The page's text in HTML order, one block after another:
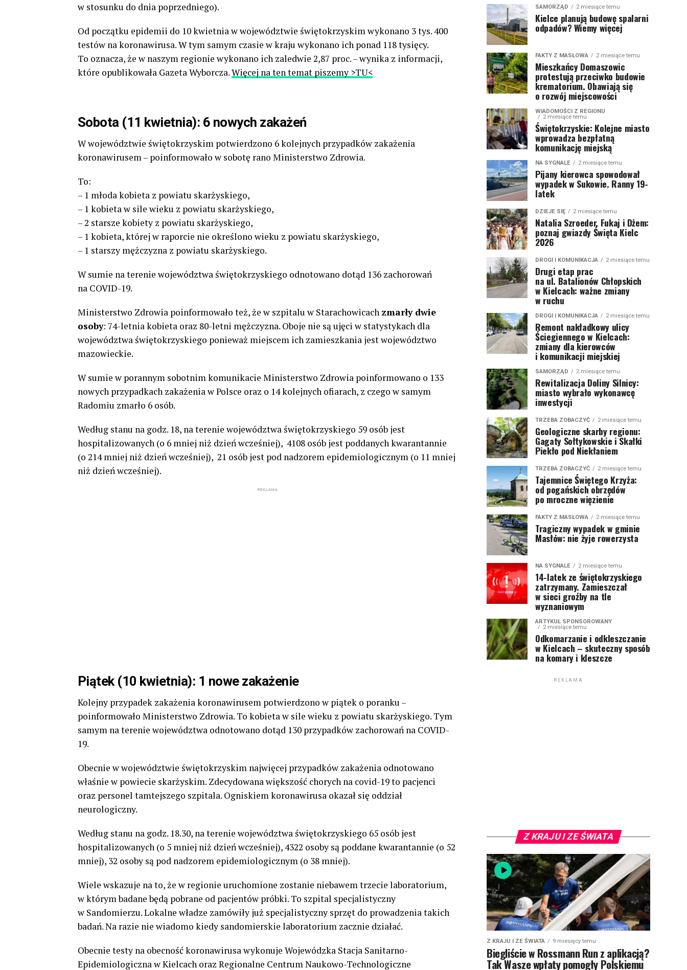
w stosunku do dnia poprzedniego).
Od początku epidemii do 10 kwietnia w województwie świętokrzyskim wykonano 3 tys. 400
testów na koronawirusa. W tym samym czasie w kraju wykonano ich ponad 118 tysięcy.
To oznacza, że w naszym regionie wykonano ich zaledwie 2,87 proc. – wynika z informacji,
które opublikowała Gazeta Wyborcza.Więcej na ten temat piszemy >TU<
Sobota (11 kwietnia): 6 nowych zakażeń
W województwie świętokrzyskim potwierdzono 6 kolejnych przypadków zakażenia
koronawirusem – poinformowało w sobotę rano Ministerstwo Zdrowia.
To:
– 1 młoda kobieta z powiatu skarżyskiego,
– 1 kobieta w sile wieku z powiatu skarżyskiego,
– 2 starsze kobiety z powiatu skarżyskiego,
– 1 kobieta, której w raporcie nie określono wieku z powiatu skarżyskiego,
– 1 starszy mężczyzna z powiatu skarżyskiego.
W sumie na terenie województwa świętokrzyskiego odnotowano dotąd 136 zachorowań
na COVID-19.
Ministerstwo Zdrowia poinformowało też, że w szpitalu w Starachowicach zmarły dwie
osoby: 74-letnia kobieta oraz 80-letni mężczyzna. Oboje nie są ujęci w statystykach dla
województwa świętokrzyskiego ponieważ miejscem ich zamieszkania jest województwo
mazowieckie.
W sumie w porannym sobotnim komunikacie Ministerstwo Zdrowia poinformowano o 133
nowych przypadkach zakażenia w Polsce oraz o 14 kolejnych ofiarach, z czego w samym
Radomiu zmarło 6 osób.
Według stanu na godz. 18, na terenie województwa świętokrzyskiego 59 osób jest
hospitalizowanych (o 6 mniej niż dzień wcześniej), 4108 osób jest poddanych kwarantannie
(o 214 mniej niż dzień wcześniej), 21 osób jest pod nadzorem epidemiologicznym (o 11 mniej
niż dzień wcześniej).
Piątek (10 kwietnia): 1 nowe zakażenie
Kolejny przypadek zakażenia koronawirusem potwierdzono w piątek o poranku –
poinformowało Ministerstwo Zdrowia. To kobieta w sile wieku z powiatu skarżyskiego. Tym
samym na terenie województwa odnotowano dotąd 130 przypadków zachorowań na COVID-
19.
Obecnie w województwie świętokrzyskim najwięcej przypadków zakażenia odnotowano
właśnie w powiecie skarżyskim. Zdecydowana większość chorych na covid-19 to pacjenci
oraz personel tamtejszego szpitala. Ogniskiem koronawirusa okazał się oddział
neurologiczny.
Według stanu na godz. 18.30, na terenie województwa świętokrzyskiego 65 osób jest
hospitalizowanych (o 5 mniej niż dzień wcześniej), 4322 osoby są poddane kwarantannie (o 52
mniej), 32 osoby są pod nadzorem epidemiologicznym (o 38 mniej).
Wiele wskazuje na to, że w regionie uruchomione zostanie niebawem trzecie laboratorium,
w którym badane będą pobrane od pacjentów próbki. To szpital specjalistyczny
w Sandomierzu. Lokalne władze zamówiły już specjalistyczny sprzęt do prowadzenia takich
badań. Na razie nie wiadomo kiedy sandomierskie laboratorium zacznie działać.
Obecnie testy na obecność koronawirusa wykonuje Wojewódzka Stacja Sanitarno-
Epidemiologiczna w Kielcach oraz Regionalne Centrum Naukowo-Technologiczne
SAMORZĄD 2 miesiące temu
Kielce planują budowę spalarni
odpadów? Wiemy więcej
FAKTY Z MASŁOWA 2 miesiące temu
Mieszkańcy Domaszowic
protestują przeciwko budowie
krematorium. Obawiają się
o rozwój miejscowości
WIADOMOŚCI Z REGIONU
2 miesiące temu
Świętokrzyskie: Kolejne miasto
wprowadza bezpłatną
komunikację miejską
NA SYGNALE 2 miesiące temu
Pijany kierowca spowodował
wypadek w Sukowie. Ranny 19-
latek
DZIEJE SIĘ 2 miesiące temu
Natalia Szroeder, Fukaj i Dżem:
poznaj gwiazdy Święta Kielc
2026
DROGI I KOMUNIKACJA 2 miesiące temu
Drugi etap prac
na ul. Batalionów Chłopskich
w Kielcach: ważne zmiany
w ruchu
DROGI I KOMUNIKACJA 2 miesiące temu
Remont nakładkowy ulicy
Ściegiennego w Kielcach:
zmiany dla kierowców
i komunikacji miejskiej
SAMORZĄD 2 miesiące temu
Rewitalizacja Doliny Silnicy:
miasto wybrało wykonawcę
inwestycji
TRZEBA ZOBACZYĆ 2 miesiące temu
Geologiczne skarby regionu:
Gagaty Sołtykowskie i Skałki
Piekło pod Niekłaniem
TRZEBA ZOBACZYĆ 2 miesiące temu
Tajemnice Świętego Krzyża:
od pogańskich obrzędów
po mroczne więzienie
FAKTY Z MASŁOWA 2 miesiące temu
Tragiczny wypadek w gminie
Masłów: nie żyje rowerzysta
NA SYGNALE 2 miesiące temu
14-latek ze świętokrzyskiego
zatrzymany. Zamieszczał
w sieci groźby na tle
wyznaniowym
ARTYKUŁ SPONSOROWANY
2 miesiące temu
Odkomarzanie i odkleszczanie
w Kielcach – skuteczny sposób
na komary i kleszcze
REKLAMA
Z KRAJU I ZE ŚWIATA
Z KRAJU I ZE ŚWIATA 9 miesięcy temu
Biegliście w Rossmann Run z aplikacją?
Tak Wasze wpłaty pomogły Polskiemu